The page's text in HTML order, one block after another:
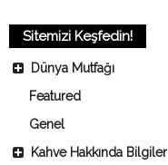
Sitemizi Keşfedin!
Dünya Mutfağı
Featured
Genel
Kahve Hakkında Bilgiler